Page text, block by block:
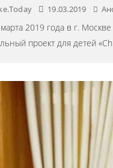
19.03.2019
2019 года в г.
проект для детей